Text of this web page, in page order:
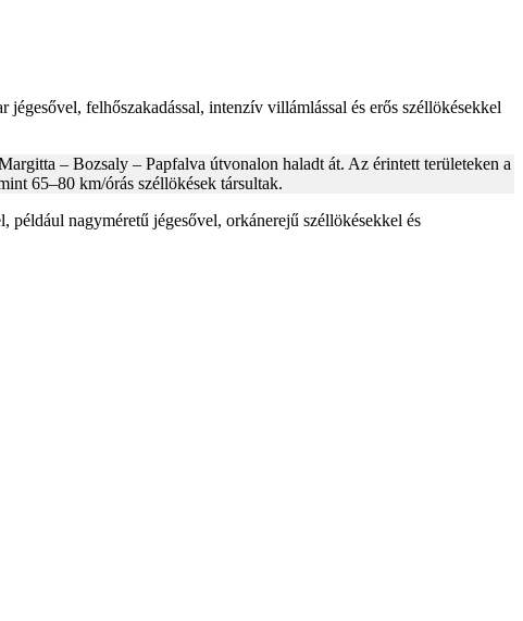
felhőszakadással, intenzív villámlással és erős széllökésekkel
– Bozsaly – Papfalva útvonalon haladt át. Az érintett területeken a
65–80 km/órás széllökések társultak.
például nagyméretű jégesővel, orkánerejű széllökésekkel és